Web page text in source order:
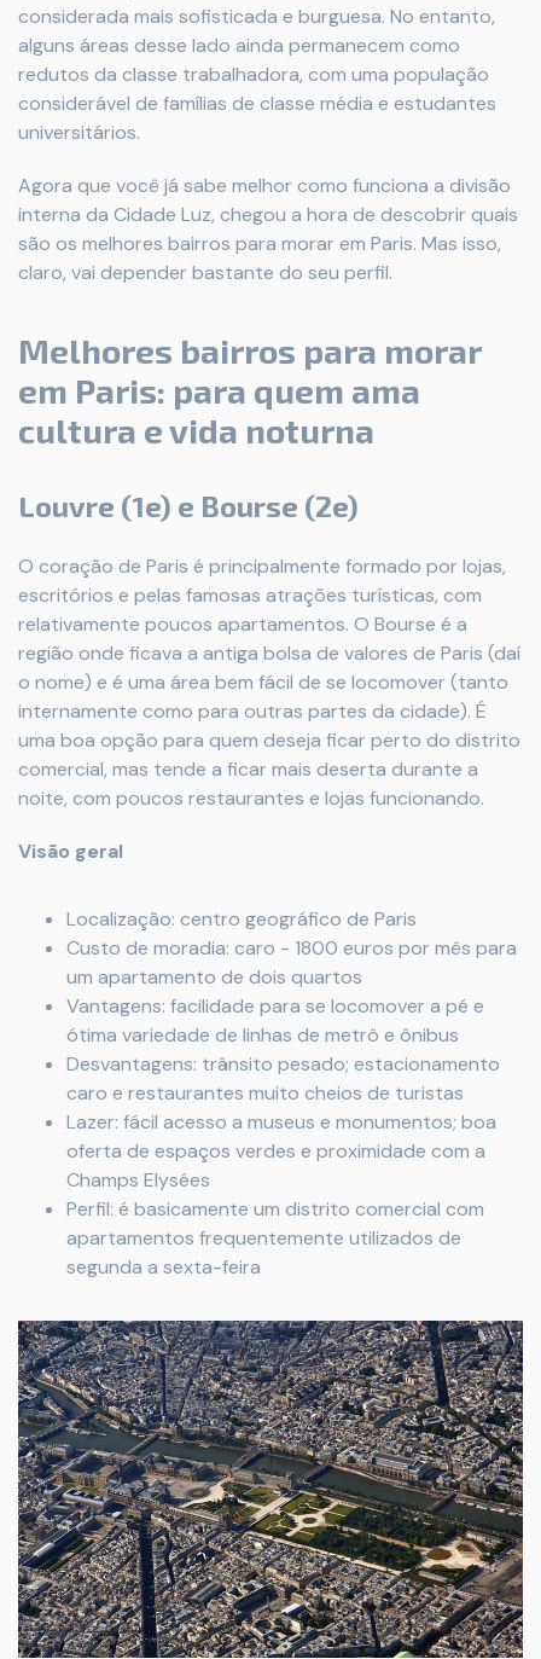
considerada mais sofisticada e burguesa. No entanto,
alguns áreas desse lado ainda permanecem como
redutos da classe trabalhadora, com uma população
considerável de famílias de classe média e estudantes
universitários.
Agora que você já sabe melhor como funciona a divisão
interna da Cidade Luz, chegou a hora de descobrir quais
são os melhores bairros para morar em Paris. Mas isso,
claro, vai depender bastante do seu perfil.
Melhores bairros para morar
em Paris: para quem ama
cultura e vida noturna
Louvre (1e) e Bourse (2e)
O coração de Paris é principalmente formado por lojas,
escritórios e pelas famosas atrações turísticas, com
relativamente poucos apartamentos. O Bourse é a
região onde ficava a antiga bolsa de valores de Paris (daí
o nome) e é uma área bem fácil de se locomover (tanto
internamente como para outras partes da cidade). É
uma boa opção para quem deseja ficar perto do distrito
comercial, mas tende a ficar mais deserta durante a
noite, com poucos restaurantes e lojas funcionando.
Visão geral
Localização: centro geográfico de Paris
Custo de moradia: caro - 1800 euros por mês para
um apartamento de dois quartos
Vantagens: facilidade para se locomover a pé e
ótima variedade de linhas de metrô e ônibus
Desvantagens: trânsito pesado; estacionamento
caro e restaurantes muito cheios de turistas
Lazer: fácil acesso a museus e monumentos; boa
oferta de espaços verdes e proximidade com a
Champs Elysées
Perfil: é basicamente um distrito comercial com
apartamentos frequentemente utilizados de
segunda a sexta-feira